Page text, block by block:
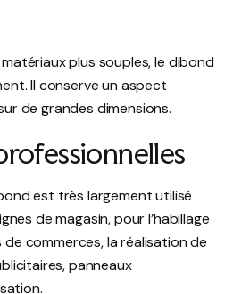
plus souples, le dibond
Il conserve un aspect
de grandes dimensions.
est très largement utilisé
de magasin, pour l’habillage
commerces, la réalisation de
panneaux